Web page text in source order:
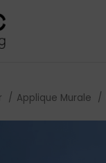
Applique Murale